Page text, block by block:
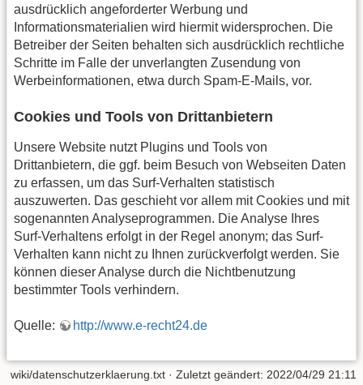
ausdrücklich angeforderter Werbung und
Informationsmaterialien wird hiermit widersprochen. Die
Betreiber der Seiten behalten sich ausdrücklich rechtliche
Schritte im Falle der unverlangten Zusendung von
Werbeinformationen, etwa durch Spam-E-Mails, vor.
Cookies und Tools von Drittanbietern
Unsere Website nutzt Plugins und Tools von
Drittanbietern, die ggf. beim Besuch von Webseiten Daten
zu erfassen, um das Surf-Verhalten statistisch
auszuwerten. Das geschieht vor allem mit Cookies und mit
sogenannten Analyseprogrammen. Die Analyse Ihres
Surf-Verhaltens erfolgt in der Regel anonym; das Surf-
Verhalten kann nicht zu Ihnen zurückverfolgt werden. Sie
können dieser Analyse durch die Nichtbenutzung
bestimmter Tools verhindern.
Quelle: http://www.e-recht24.de
wiki/datenschutzerklaerung.txt · Zuletzt geändert: 2022/04/29 21:11